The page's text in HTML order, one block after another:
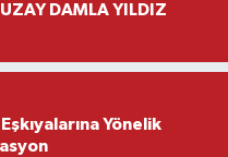
UZAY DAMLA YILDIZ
Yönelik